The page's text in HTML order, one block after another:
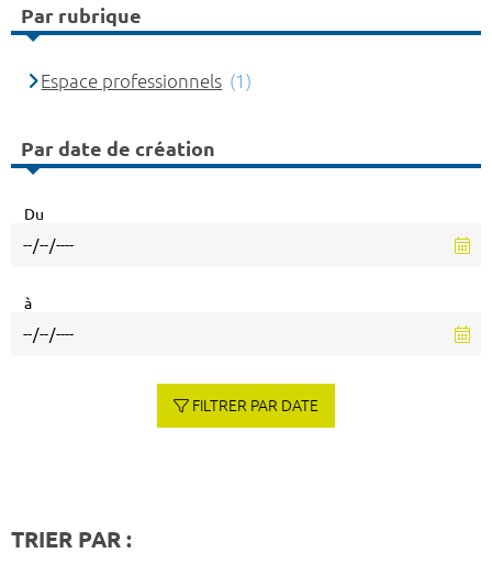
Par rubrique
Espace professionnels (1)
Par date de création
Du
à
FILTRER PAR DATE
TRIER PAR :